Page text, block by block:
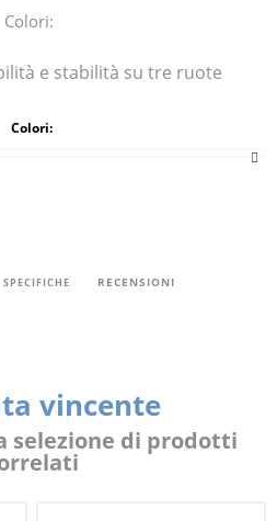
Colori:
e stabilità su tre ruote
Colori:
SPECIFICHE RECENSIONI
vincente
selezione di prodotti